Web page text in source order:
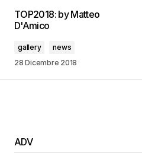
TOP2018: by Matteo
D'Amico
gallery
news
28 Dicembre 2018
ADV